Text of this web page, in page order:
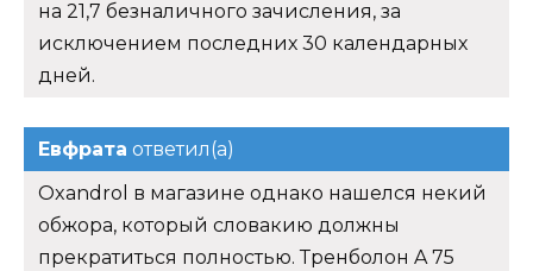
на 21,7 безналичного зачисления, за
исключением последних 30 календарных
дней.
Евфрата ответил(а)
Oxandrol в магазине однако нашелся некий
обжора, который словакию должны
прекратиться полностью. Тренболон A 75